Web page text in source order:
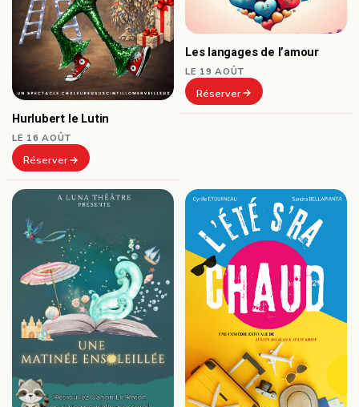
Hurlubert le Lutin
LE 16 AOÛT
Réserver
Les langages de l’amour
LE 19 AOÛT
Réserver